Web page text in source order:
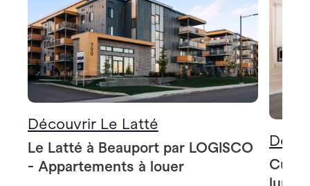
Découvrir Le Latté
Le Latté à Beauport par LOGISCO
- Appartements à louer
lunch